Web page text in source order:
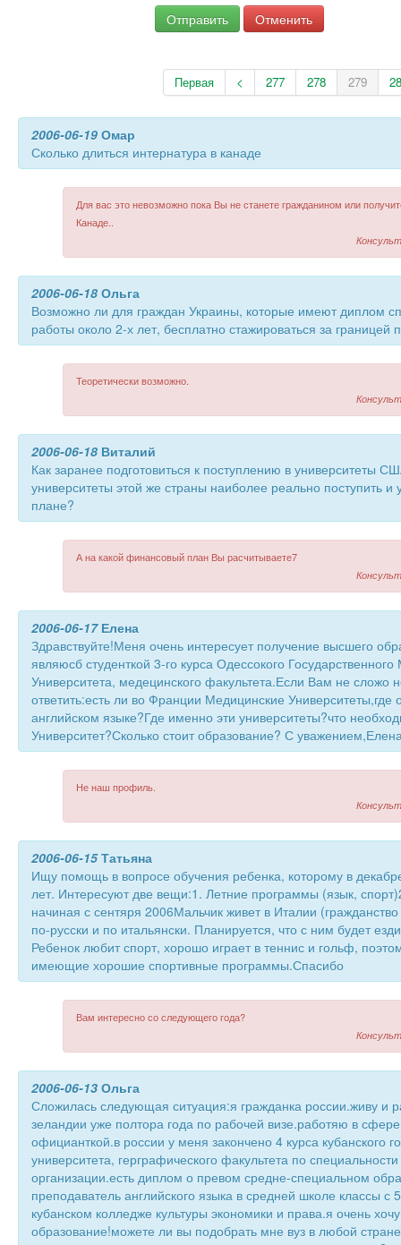
Первая < 277 278 279
2006-06-19 Омар
Сколько длиться интернатура в канаде
Для вас это невозможно пока Вы не станете гражданином или
Канаде..
2006-06-18 Ольга
Возможно ли для граждан Украины, которые имеют диплом
работы около 2-х лет, бесплатно стажироваться за границей
Теоретически возможно.
2006-06-18 Виталий
Как заранее подготовиться к поступлению в университеты
университеты этой же страны наиболее реально поступить
плане?
А на какой финансовый план Вы расчитываете7
2006-06-17Елена
Здравствуйте!Меня очень интересует получение высшего
являюсб студенткой 3-го курса Одессокого
Университета, медецинского факультета.Если Вам не сложо
ответить:есть ли во Франции Медицинские Университеты,где
английском языке?Где именно эти университеты?что
Университет?Сколько стоит образование? С
Не наш профиль.
2006-06-15Татьяна
Ищу помощь в вопросе обучения ребенка, которому в
лет. Интересуют две вещи:1. Летние программы (язык,
начиная с сентяря 2006Мальчик живет в Италии
по-русски и по итальянски. Планируется, что с ним будет
Ребенок любит спорт, хорошо играет в теннис и гольф,
имеющие хорошие спортивные программы.Спасибо
Вам интересно со следующего года?
2006-06-13 Ольга
Сложилась следующая ситуация:я гражданка россии.живу и
зеландии уже полтора года по рабочей визе.работяю в
официанткой.в россии у меня закончено 4 курса кубанского
университета, герграфического факультета по
организации.есть диплом о превом средне-специальном
преподаватель английского языка в средней школе классы с
кубанском колледже культуры экономики и права.я очень
образование!можете ли вы подобрать мне вуз в любой